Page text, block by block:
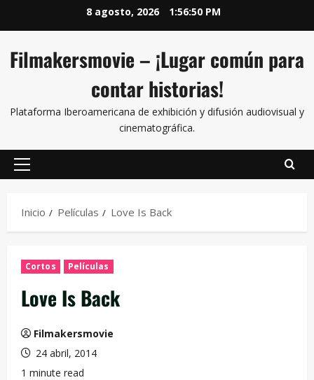
8 agosto, 2026 1:56:51 PM
Filmakersmovie – ¡Lugar común para
contar historias!
Plataforma Iberoamericana de exhibición y difusión audiovisual y
cinematográfica.
Inicio Películas Love Is Back
Cortos Películas
Love Is Back
Filmakersmovie
24 abril, 2014
1 minute read